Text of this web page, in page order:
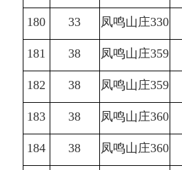
180 33 凤鸣山庄330
181 38 凤鸣山庄359
182 38 凤鸣山庄359
183 38 凤鸣山庄360
184 38 凤鸣山庄360